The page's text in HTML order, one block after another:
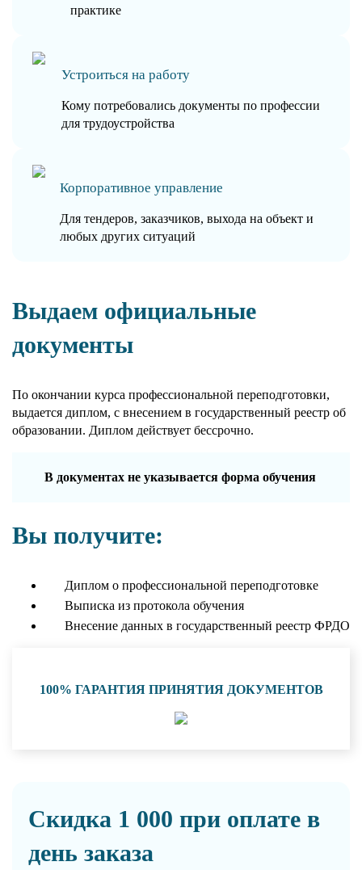
практике
Устроиться на работу
Кому потребовались документы по профессии
для трудоустройства
Корпоративное управление
Для тендеров, заказчиков, выхода на объект и
любых других ситуаций
Выдаем официальные
документы
По окончании курса профессиональной переподготовки,
выдается диплом, с внесением в государственный реестр об
образовании. Диплом действует бессрочно.
В документах не указывается форма обучения
Вы получите:
Диплом о профессиональной переподготовке
Выписка из протокола обучения
Внесение данных в государственный реестр ФРДО
100% ГАРАНТИЯ ПРИНЯТИЯ ДОКУМЕНТОВ
Скидка 1 000 при оплате в
день заказа